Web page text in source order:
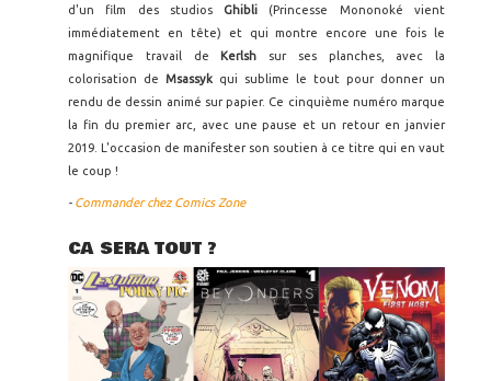
d'un film des studios Ghibli (Princesse Mononoké vient
immédiatement en tête) et qui montre encore une fois le
magnifique travail de
Kerlsh sur ses planches, avec la
colorisation de Msassyk qui sublime le tout pour donner un
rendu de dessin animé sur papier. Ce cinquième numéro marque
la fin du premier arc, avec une pause et un retour en janvier
2019. L'occasion de manifester son soutien à ce titre qui en vaut
le coup !
- Commander chez Comics Zone
CA SERA TOUT ?